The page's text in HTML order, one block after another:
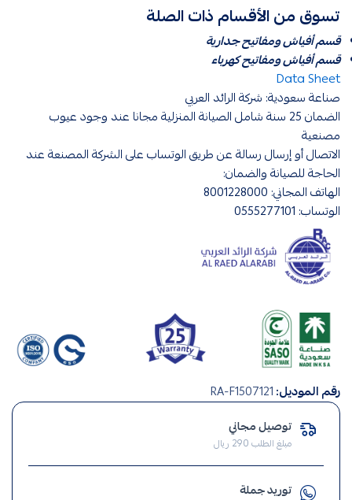
تسوق من الأقسام ذات الصلة
قسم أفياش ومفاتيح جدارية
قسم أفياش ومفاتيح كهرباء
Data Sheet
صناعة سعودية: شركة الرائد العربي
الضمان 25 سنة شامل الصيانة المنزلية مجانا عند وجود عيوب
مصنعية
الاتصال أو إرسال رسالة عن طريق الوتساب على الشركة المصنعة عند
الحاجة للصيانة والضمان:
الهاتف المجاني: 8001228000
الوتساب: 0555277101
ومفاتيح
,
فيش
رقم الموديل:RA-F1507121
توصيل مجاني
مبلغ الطلب 290 ريال
توريد جملة